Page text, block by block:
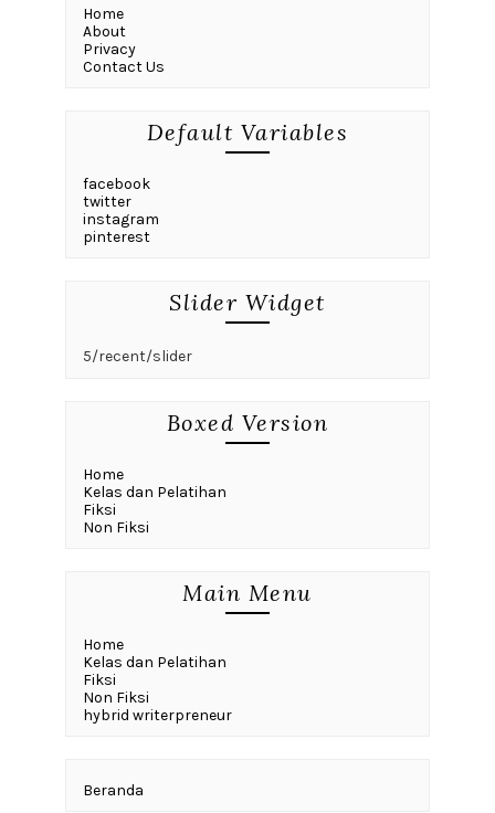
Home
About
Privacy
Contact Us
Default Variables
facebook
twitter
instagram
pinterest
Slider Widget
5/recent/slider
Boxed Version
Home
Kelas dan Pelatihan
Fiksi
Non Fiksi
Main Menu
Home
Kelas dan Pelatihan
Fiksi
Non Fiksi
hybrid writerpreneur
Beranda